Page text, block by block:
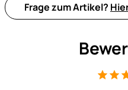
Frage zum Artikel?
2